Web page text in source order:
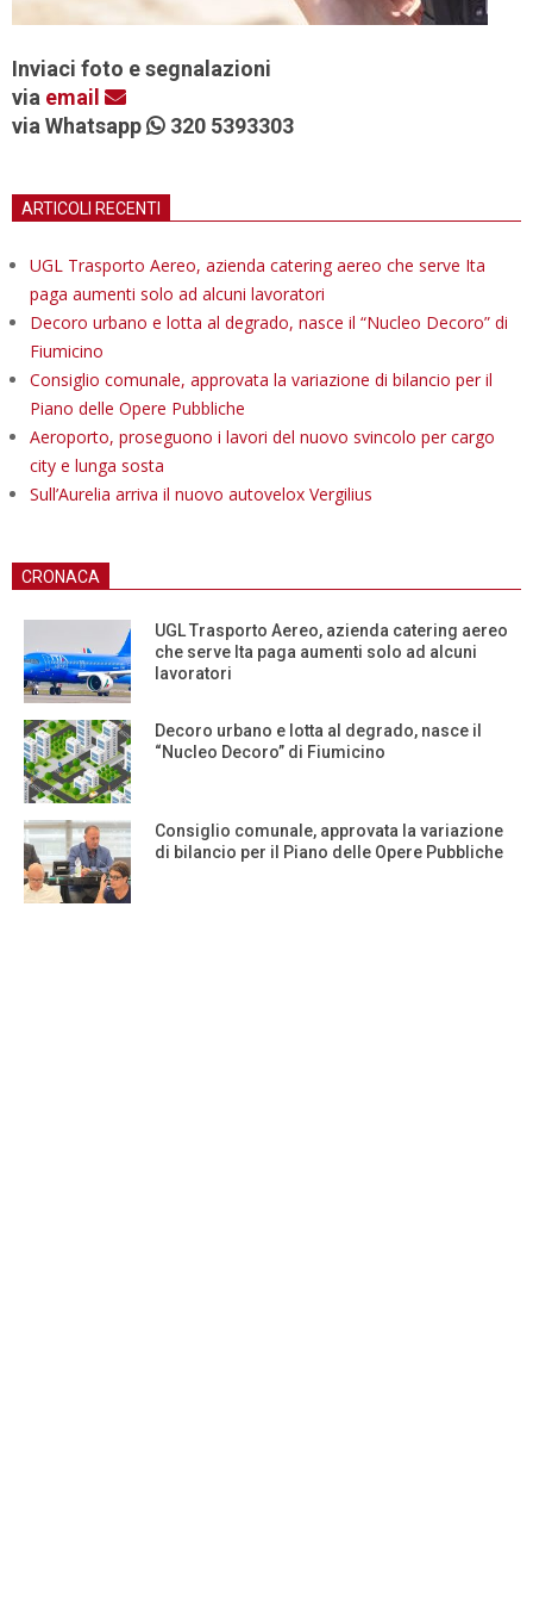
Inviaci foto e segnalazioni
via email
via Whatsapp
320 5393303
ARTICOLI RECENTI
UGL Trasporto Aereo, azienda catering aereo che serve Ita
paga aumenti solo ad alcuni lavoratori
Decoro urbano e lotta al degrado, nasce il “Nucleo Decoro” di
Fiumicino
Consiglio comunale, approvata la variazione di bilancio per il
Piano delle Opere Pubbliche
Aeroporto, proseguono i lavori del nuovo svincolo per cargo
city e lunga sosta
Sull’Aurelia arriva il nuovo autovelox Vergilius
CRONACA
UGL Trasporto Aereo, azienda catering aereo
che serve Ita paga aumenti solo ad alcuni
lavoratori
Decoro urbano e lotta al degrado, nasce il
“Nucleo Decoro” di Fiumicino
Consiglio comunale, approvata la variazione
di bilancio per il Piano delle Opere Pubbliche